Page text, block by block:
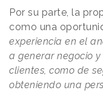
Por su parte, la
como una
experiencia en el
a generar negocio
clientes, como de
obteniendo una